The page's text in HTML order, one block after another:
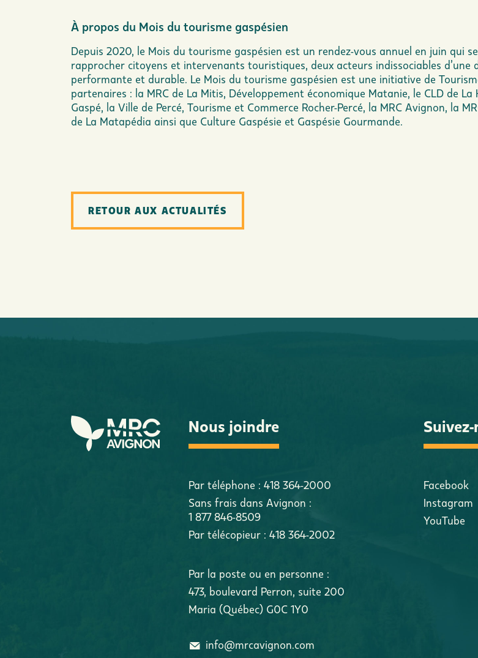
À propos du Mois du tourisme gaspésien
Depuis 2020, le Mois du tourisme gaspésien est un rendez-vous annuel en juin qui
rapprocher citoyens et intervenants touristiques, deux acteurs indissociables
performante et durable. Le Mois du tourisme gaspésien est une initiative de
partenaires : la MRC de La Mitis, Développement économique Matanie, le CLD de
Gaspé, la Ville de Percé, Tourisme et Commerce Rocher-Percé, la MRC Avignon, la
de La Matapédia ainsi que Culture Gaspésie et Gaspésie Gourmande.
RETOUR AUX ACTUALITÉS
Nous joindre
Par téléphone : 418 364-2000
Sans frais dans Avignon :
1 877 846-8509
Par télécopieur : 418 364-2002
Par la poste ou en personne :
473, boulevard Perron, suite 200
Maria (Québec) G0C 1Y0
info@mrcavignon.com
Facebook
Instagram
YouTube